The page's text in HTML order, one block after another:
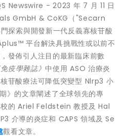
Newswire - 2023 年 7 月 11 日
GmbH & CoKG（"Secarn
探索與開發新一代反義寡核苷酸
平台解決具挑戰性或以前不
發佈引人注目的最新臨床前數
免疫學雜誌》中使用 ASO 治療炎
苷酸療法可降低突變型 Nlrp3 小
》的文章闡述了全球領先的專
的 Ariel Feldstein 教授及 Hal
介導的炎症和 CAPS 領域及 Se
觀看文章。